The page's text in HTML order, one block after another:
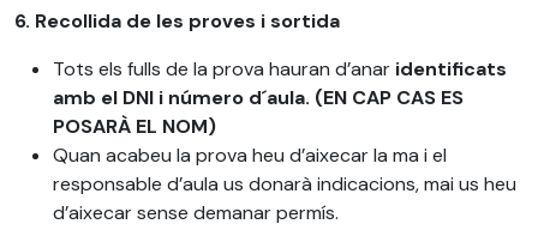
6. Recollida de les proves i sortida
Tots els fulls de la prova hauran d’anar identificats
amb el DNI i número d´aula. (EN CAP CAS ES
POSARÀ EL NOM)
Quan acabeu la prova heu d’aixecar la ma i el
responsable d’aula us donarà indicacions, mai us heu
d’aixecar sense demanar permís.